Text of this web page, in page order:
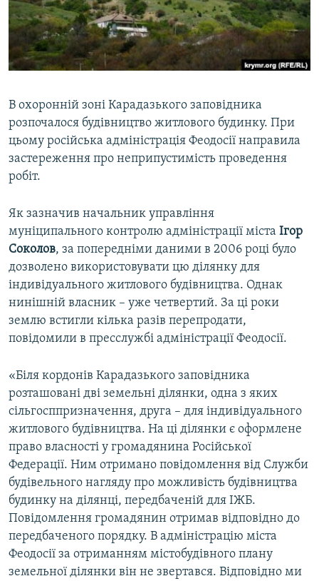
ВІДЕОУРОКИ «ELIFBE»
СВІДЧЕННЯ ОКУПАЦІЇ
УКРАЇНСЬКА ПРОБЛЕМА КРИМУ
Русский
Qırımtatar
Усі сайти RFE/RL
В охоронній зоні Карадазького заповідника
розпочалося будівництво житлового будинку. При
цьому російська адміністрація Феодосії направила
застереження про неприпустимість проведення
робіт.
Як зазначив начальник управління
муніципального контролю адміністрації міста Ігор
Соколов, за попередніми даними в 2006 році було
дозволено використовувати цю ділянку для
індивідуального житлового будівництва. Однак
нинішній власник – уже четвертий. За ці роки
землю встигли кілька разів перепродати,
повідомили в пресслужбі адміністрації Феодосії.
«Біля кордонів Карадазького заповідника
розташовані дві земельні ділянки, одна з яких
сільгосппризначення, друга – для індивідуального
житлового будівництва. На ці ділянки є оформлене
право власності у громадянина Російської
Федерації. Ним отримано повідомлення від Служби
будівельного нагляду про можливість будівництва
будинку на ділянці, передбаченій для ІЖБ.
Повідомлення громадянин отримав відповідно до
передбаченого порядку. В адміністрацію міста
Феодосії за отриманням містобудівного плану
земельної ділянки він не звертався. Відповідно ми